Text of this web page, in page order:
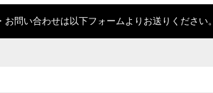
問い合わせは以下フォームよりお送りください。